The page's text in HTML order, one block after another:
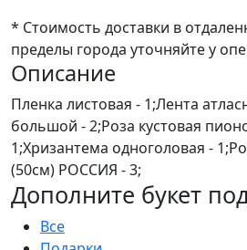
* Стоимость доставки в
пределы города уточняйте у
Описание
Пленка листовая - 1;Лента
большой - 2;Роза кустовая
1;Хризантема одноголовая -
(50см) РОССИЯ - 3;
Дополните букет
Все